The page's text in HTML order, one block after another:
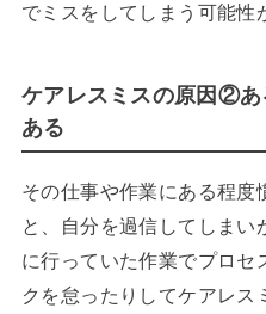
でミスをしてしまう可能性
ケアレスミスの原因②
ある
その仕事や作業にある程度
と、自分を過信してしま
に行っていた作業でプロセ
クを怠ったりしてケアレス